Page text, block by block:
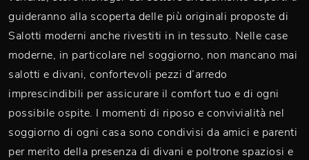
guideranno alla scoperta delle più originali proposte di
Salotti moderni anche rivestiti in in tessuto. Nelle case
moderne, in particolare nel soggiorno, non mancano mai
salotti e divani, confortevoli pezzi d’arredo
imprescindibili per assicurare il comfort tuo e di ogni
possibile ospite. I momenti di riposo e convivialità nel
soggiorno di ogni casa sono condivisi da amici e parenti
per merito della presenza di divani e poltrone spaziosi e